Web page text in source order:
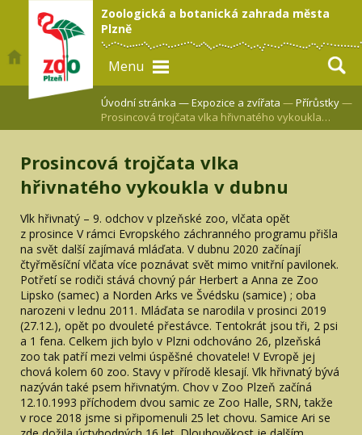
Zoologická a botanická zahrada města
Plzně
Menu
Úvodní stránka —Expozice a zvířata —Přírůstky—
Prosincová trojčata vlka hřivnatého vykoukla…
Prosincová trojčata vlka
hřivnatého vykoukla v dubnu
Vlk hřivnatý – 9. odchov v plzeňské zoo, vlčata opět
z prosince V rámci Evropského záchranného programu přišla
na svět další zajímavá mláďata. V dubnu 2020 začínají
čtyřměsíční vlčata více poznávat svět mimo vnitřní pavilonek.
Potřetí se rodiči stává chovný pár Herbert a Anna ze Zoo
Lipsko (samec) a Norden Arks ve Švédsku (samice) ; oba
narozeni v lednu 2011. Mláďata se narodila v prosinci 2019
(27.12.), opět po dvouleté přestávce. Tentokrát jsou tři, 2 psi
a 1 fena. Celkem jich bylo v Plzni odchováno 26, plzeňská
zoo tak patří mezi velmi úspěšné chovatele! V Evropě jej
chová kolem 60 zoo. Stavy v přírodě klesají. Vlk hřivnatý bývá
nazýván také psem hřivnatým. Chov v Zoo Plzeň začíná
12.10.1993 příchodem dvou samic ze Zoo Halle, SRN, takže
v roce 2018 jsme si připomenuli 25 let chovu. Samice Ari se